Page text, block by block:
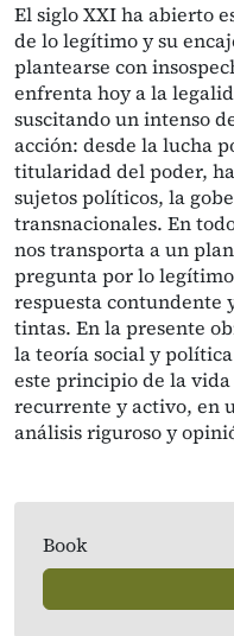
El siglo XXI ha abierto
de lo legítimo y su
plantearse con
enfrenta hoy a la
suscitando un intenso
acción: desde la lucha
titularidad del poder,
sujetos políticos, la
transnacionales. En
nos transporta a un
pregunta por lo
respuesta contundente
tintas. En la presente
la teoría social y
este principio de la
recurrente y activo, en
análisis riguroso y
Book